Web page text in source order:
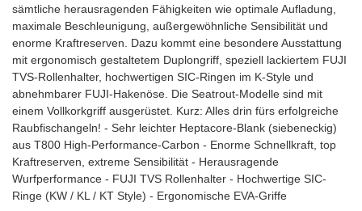
sämtliche herausragenden Fähigkeiten wie optimale Aufladung,
maximale Beschleunigung, außergewöhnliche Sensibilität und
enorme Kraftreserven. Dazu kommt eine besondere Ausstattung
mit ergonomisch gestaltetem Duplongriff, speziell lackiertem FUJI
TVS-Rollenhalter, hochwertigen SIC-Ringen im K-Style und
abnehmbarer FUJI-Hakenöse. Die Seatrout-Modelle sind mit
einem Vollkorkgriff ausgerüstet. Kurz: Alles drin fürs erfolgreiche
Raubfischangeln! - Sehr leichter Heptacore-Blank (siebeneckig)
aus T800 High-Performance-Carbon - Enorme Schnellkraft, top
Kraftreserven, extreme Sensibilität - Herausragende
Wurfperformance - FUJI TVS Rollenhalter - Hochwertige SIC-
Ringe (KW / KL / KT Style) - Ergonomische EVA-Griffe